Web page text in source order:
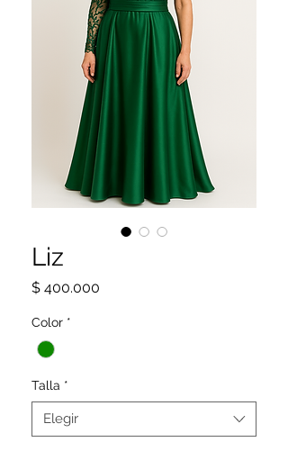
Liz
$ 400.000
Color *
Talla *
Elegir